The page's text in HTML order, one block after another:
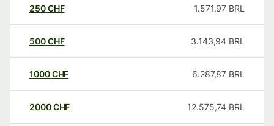
250CHF 1.571,97 BRL
500CHF 3.143,94 BRL
1000CHF 6.287,87 BRL
2000CHF 12.575,74 BRL